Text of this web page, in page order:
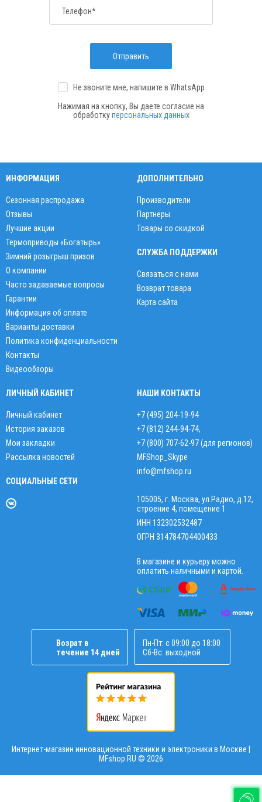
Телефон*
Отправить
Не звоните мне, напишите в WhatsApp
Нажимая на кнопку, Вы даете согласие на
обработкуперсональных данных
ИНФОРМАЦИЯ
Сезонная распродажа
Отзывы
Лучшие акции
Термоприводы «Богатырь»
Зимний розыгрыш призов
О компании
Часто задаваемые вопросы
Гарантии
Информация об оплате
Варианты доставки
Политика конфиденциальности
Контакты
Видеообзоры
ДОПОЛНИТЕЛЬНО
Производители
Партнёры
Товары со скидкой
СЛУЖБА ПОДДЕРЖКИ
Связаться с нами
Возврат товара
Карта сайта
ЛИЧНЫЙ КАБИНЕТ
Личный кабинет
История заказов
Мои закладки
Рассылка новостей
СОЦИАЛЬНЫЕ СЕТИ
НАШИ КОНТАКТЫ
+7 (495) 204-19-94
+7 (812) 244-94-74,
+7 (800) 707-62-97 (для регионов)
MFShop_Skype
info@mfshop.ru
105005, г. Москва, ул.Радио, д.12,
строение 4, помещение 1
ИНН 132302532487
ОГРН 314784704400433
В магазине и курьеру можно
оплатить наличными и картой.
Возрат в
течение 14 дней
Пн-Пт: с 09:00 до 18:00
Сб-Вс: выходной
Интернет-магазин инновационной техники и электроники в Москве |
MFshop.RU © 2026